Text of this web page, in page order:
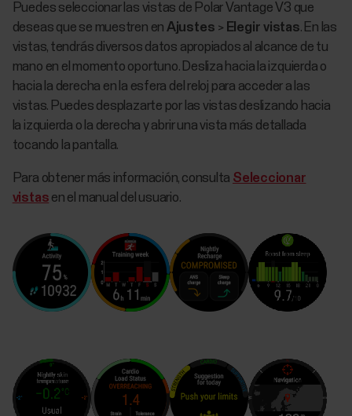
Puedes seleccionar las vistas de Polar Vantage V3 que
deseas que se muestren en Ajustes > Elegir vistas. En las
vistas, tendrás diversos datos apropiados al alcance de tu
mano en el momento oportuno. Desliza hacia la izquierda o
hacia la derecha en la esfera del reloj para acceder a las
vistas. Puedes desplazarte por las vistas deslizando hacia
la izquierda o la derecha y abrir una vista más detallada
tocando la pantalla.
Para obtener más información, consulta Seleccionar
vistas en el manual del usuario.